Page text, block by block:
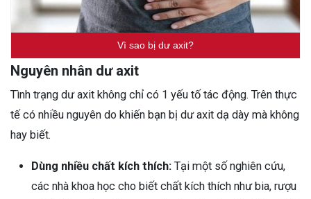
Vì sao bị dư axit?
Nguyên nhân dư axit
Tình trạng dư axit không chỉ có 1 yếu tố tác động. Trên thực
tế có nhiều nguyên do khiến bạn bị dư axit dạ dày mà không
hay biết.
Dùng nhiều chất kích thích: Tại một số nghiên cứu,
các nhà khoa học cho biết chất kích thích như bia, rượu